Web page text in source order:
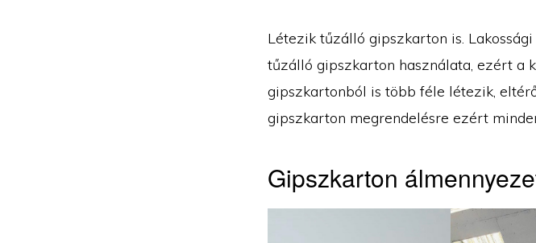
Létezik tűzálló gipszkarton is.
tűzálló gipszkarton használata, ezért a
gipszkartonból is több féle létezik,
gipszkarton megrendelésre ezért
Gipszkarton